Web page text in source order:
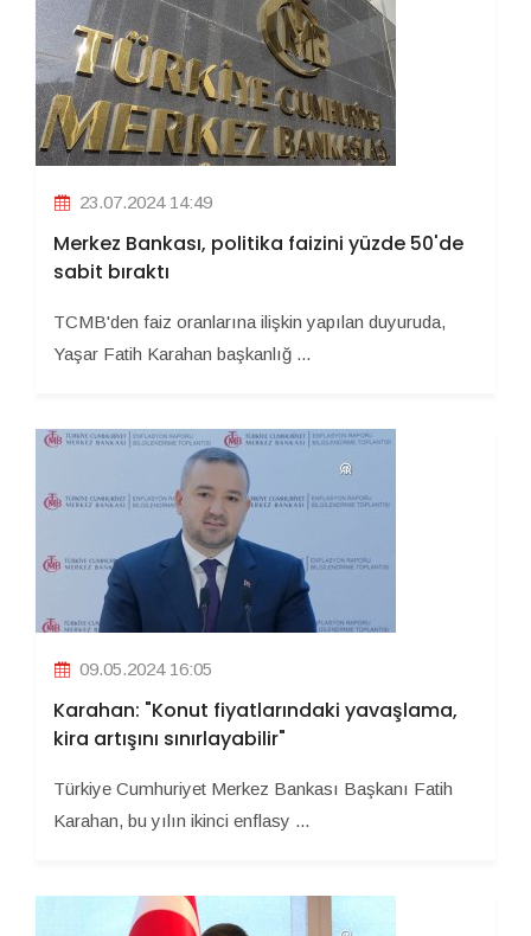
23.07.2024 14:49
Merkez Bankası, politika faizini yüzde 50'de
sabit bıraktı
TCMB'den faiz oranlarına ilişkin yapılan duyuruda,
Yaşar Fatih Karahan başkanlığ ...
09.05.2024 16:05
Karahan: "Konut fiyatlarındaki yavaşlama,
kira artışını sınırlayabilir"
Türkiye Cumhuriyet Merkez Bankası Başkanı Fatih
Karahan, bu yılın ikinci enflasy ...